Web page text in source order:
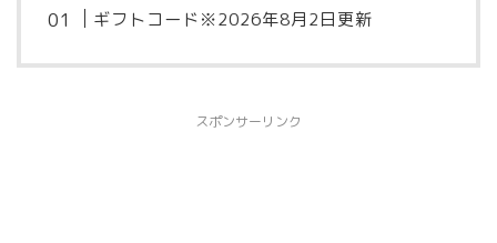
ギフトコード※2026年8月2日更新
スポンサーリンク